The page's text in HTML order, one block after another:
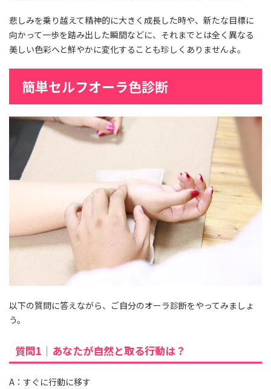
悲しみを乗り越えて精神的に大きく成長した時や、新たな目標に
向かって一歩を踏み出した瞬間などに、それまでとは全く異なる
美しい色彩へと鮮やかに変化することも珍しくありませんよ。
簡単セルフオーラ色診断
以下の質問に答えながら、ご自分のオーラ診断をやってみましょ
う。
質問1｜あなたが自然と取る行動は？
A：すぐに行動に移す